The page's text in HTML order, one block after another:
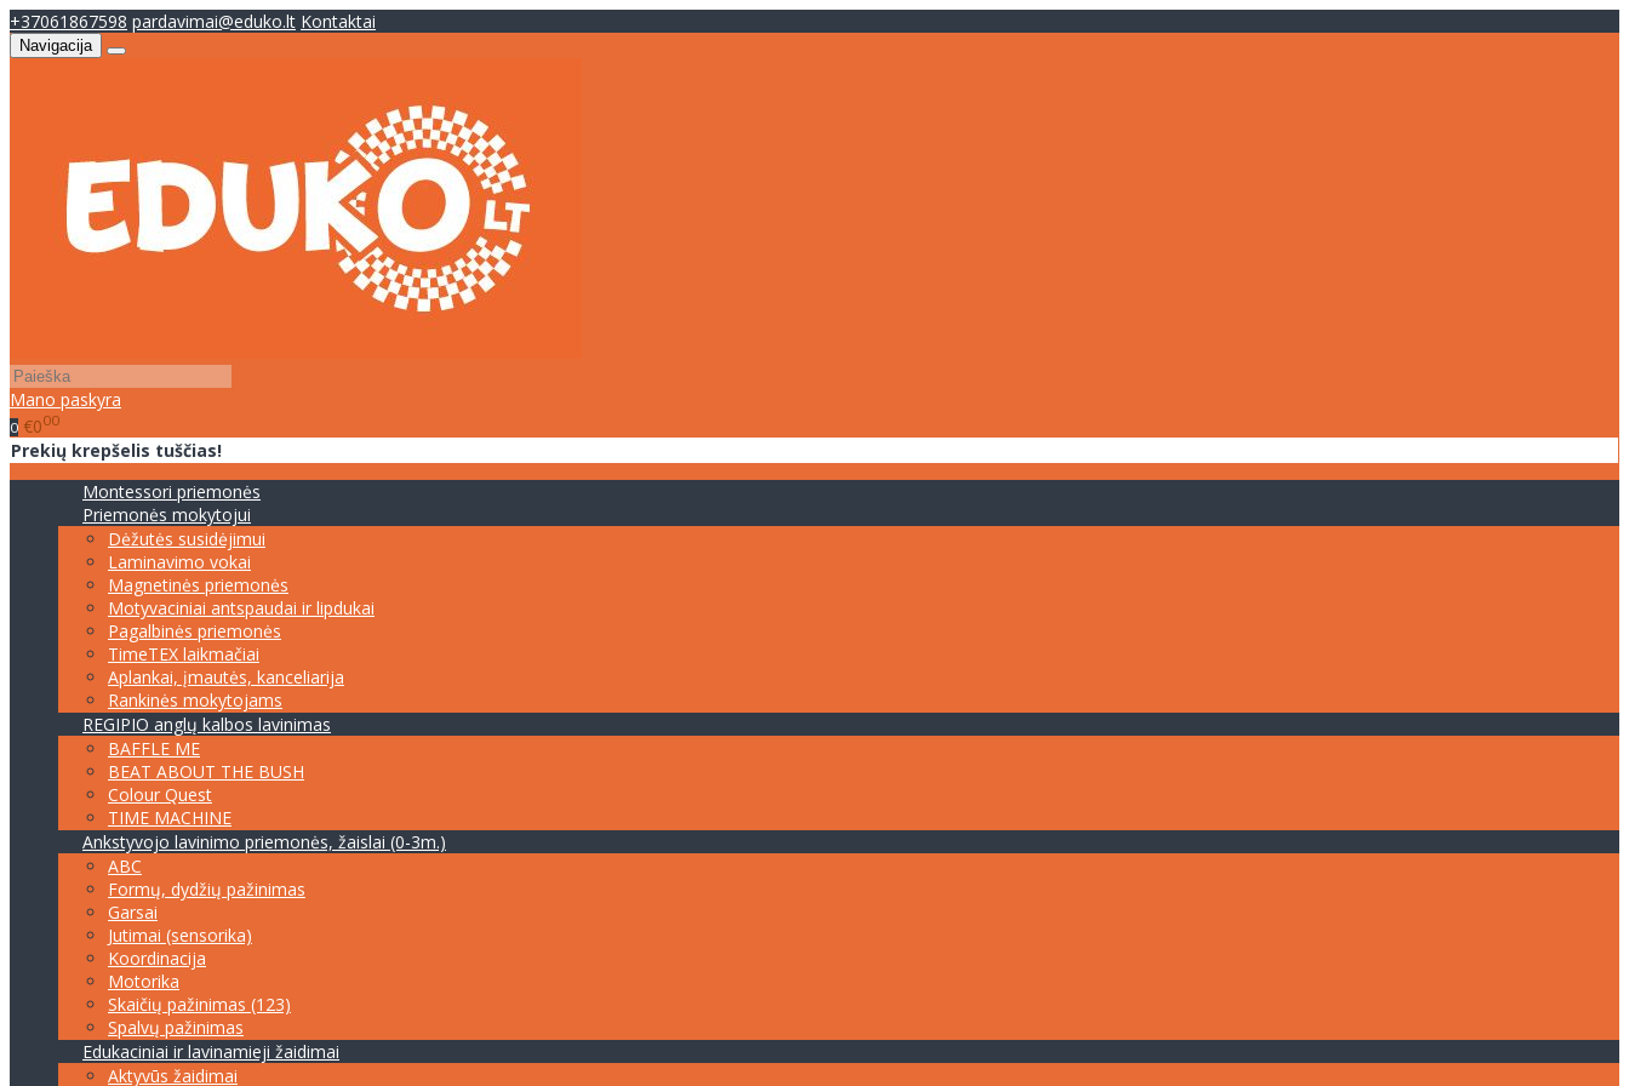
+37061867598 pardavimai@eduko.lt Kontaktai
Navigacija
Mano paskyra
0 €000
Prekių krepšelis tuščias!
Montessori priemonės
Priemonės mokytojui
Dėžutės susidėjimui
Laminavimo vokai
Magnetinės priemonės
Motyvaciniai antspaudai ir lipdukai
Pagalbinės priemonės
TimeTEX laikmačiai
Aplankai, įmautės, kanceliarija
Rankinės mokytojams
REGIPIO anglų kalbos lavinimas
BAFFLE ME
BEAT ABOUT THE BUSH
Colour Quest
TIME MACHINE
Ankstyvojo lavinimo priemonės, žaislai (0-3m.)
ABC
Formų, dydžių pažinimas
Garsai
Jutimai (sensorika)
Koordinacija
Motorika
Skaičių pažinimas (123)
Spalvų pažinimas
Edukaciniai ir lavinamieji žaidimai
Aktyvūs žaidimai